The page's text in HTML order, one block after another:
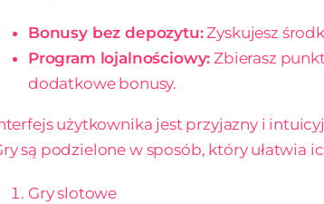
Bonusy bez depozytu:Zyskujesz
Program lojalnościowy: Zbierasz
dodatkowe bonusy.
użytkownika jest przyjazny i
są podzielone w sposób, który ułatwia
Gry slotowe